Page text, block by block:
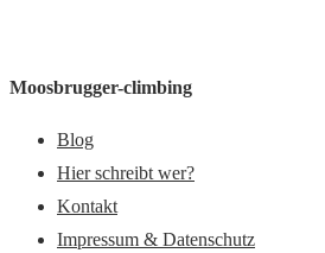
Moosbrugger-climbing
Blog
Hier schreibt wer?
Kontakt
Impressum & Datenschutz